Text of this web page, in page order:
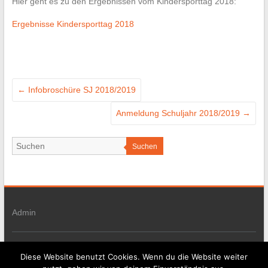
Ergebnisse Kindersporttag 2018
← Infobroschüre SJ 2018/2019
Anmeldung Schuljahr 2018/2019 →
Suchen
Admin
vorbehalten. Theme:Esteemvon ThemeGrill. Präsentiert von
Diese Website benutzt Cookies. Wenn du die Website weiter